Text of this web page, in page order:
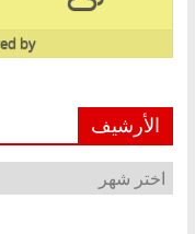
by
الأرشيف
الأرشيف